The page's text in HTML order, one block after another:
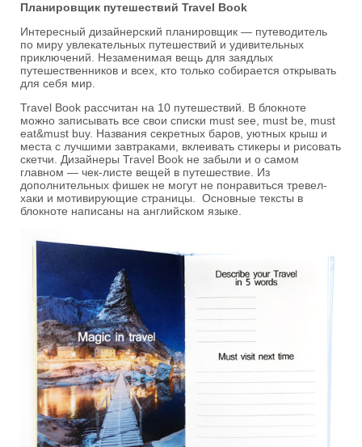
Планировщик путешествий Travel Book
Интересный дизайнерский планировщик — путеводитель
по миру увлекательных путешествий и удивительных
приключений. Незаменимая вещь для заядлых
путешественников и всех, кто только собирается открывать
для себя мир.
Travel Book рассчитан на 10 путешествий. В блокноте
можно записывать все свои списки must see, must be, must
eat&must buy. Названия секретных баров, уютных крыш и
места с лучшими завтраками, вклеивать стикеры и рисовать
скетчи. Дизайнеры Travel Book не забыли и о самом
главном — чек-листе вещей в путешествие. Из
дополнительных фишек не могут не понравиться тревел-
хаки и мотивирующие страницы. Основные тексты в
блокноте написаны на английском языке.